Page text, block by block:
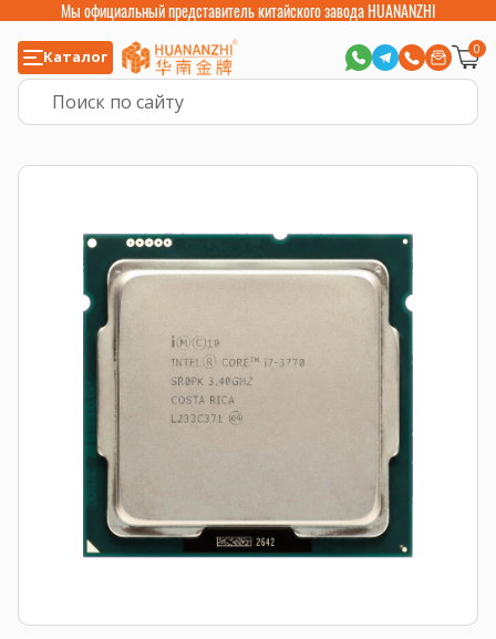
Мы официальный представитель китайского завода HUANANZHI
Каталог 0